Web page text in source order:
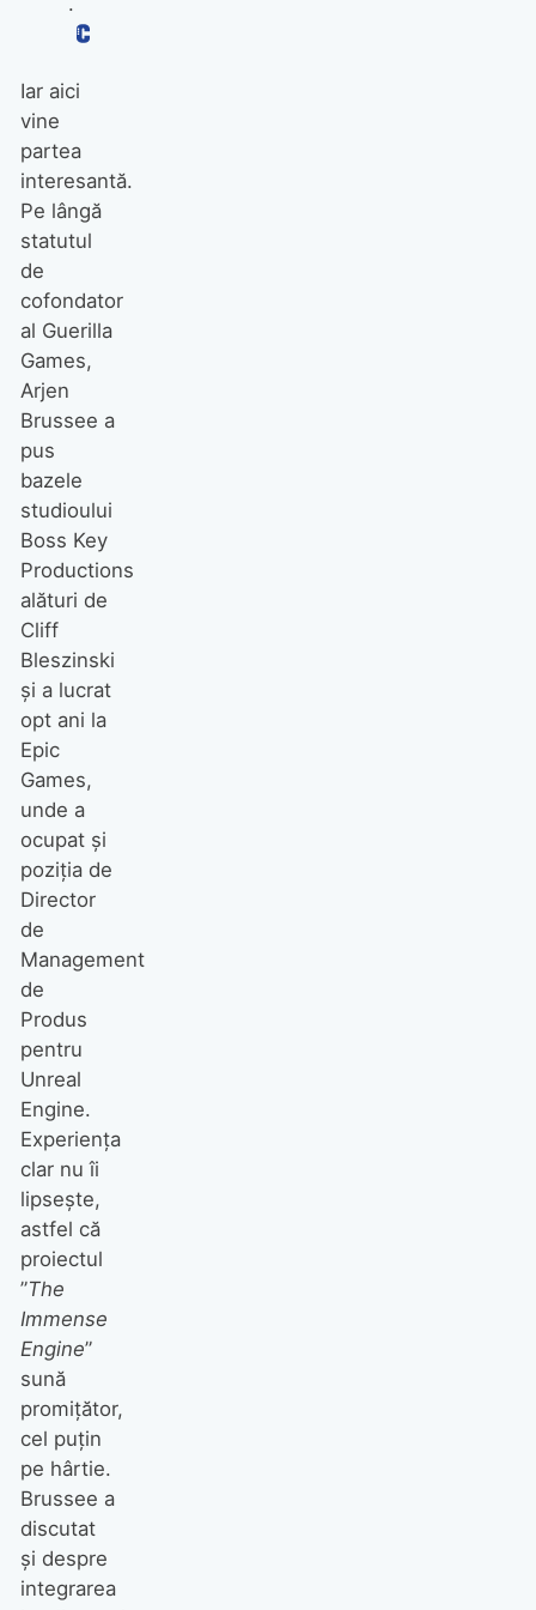
Iar aici
vine
partea
interesantă.
Pe lângă
statutul
de
cofondator
al Guerilla
Games,
Arjen
Brussee a
pus
bazele
studioului
Boss Key
Productions
alături de
Cliff
Bleszinski
și a lucrat
opt ani la
Epic
Games,
unde a
ocupat și
poziția de
Director
de
Management
de
Produs
pentru
Unreal
Engine.
Experiența
clar nu îi
lipsește,
astfel că
proiectul
”The
Immense
Engine”
sună
promițător,
cel puțin
pe hârtie.
Brussee a
discutat
și despre
integrarea